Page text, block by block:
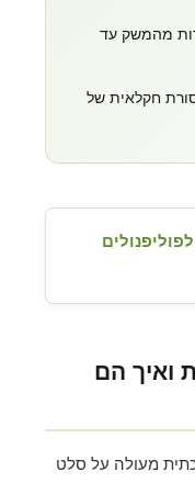
מהמשק עד
חקלאית של
ואיך הם
מעולה על סלט